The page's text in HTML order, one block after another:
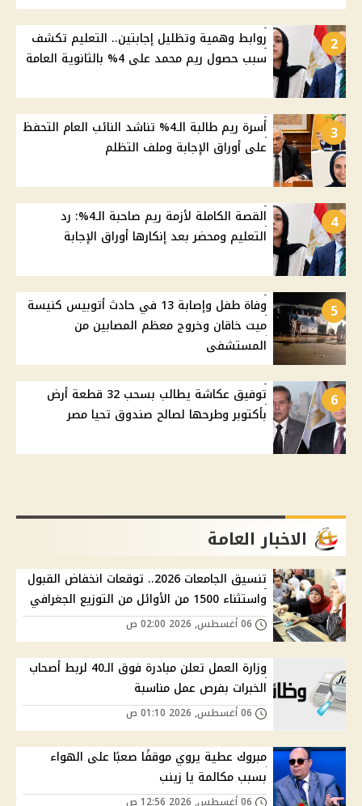
2
روابط وهمية وتظليل إجابتين.. التعليم تكشف
سبب حصول ريم محمد على 4% بالثانوية العامة
3
أسرة ريم طالبة الـ4% تناشد النائب العام التحفظ
على أوراق الإجابة وملف التظلم
4
القصة الكاملة لأزمة ريم صاحبة الـ4%: رد
التعليم ومحضر بعد إنكارها أوراق الإجابة
5
وفاة طفل وإصابة 13 في حادث أتوبيس كنيسة
ميت خاقان وخروج معظم المصابين من
المستشفى
6
توفيق عكاشة يطالب بسحب 32 قطعة أرض
بأكتوبر وطرحها لصالح صندوق تحيا مصر
الاخبار العامة
تنسيق الجامعات 2026.. توقعات انخفاض القبول
واستثناء 1500 من الأوائل من التوزيع الجغرافي
وزارة العمل تعلن مبادرة فوق الـ40 لربط أصحاب
الخبرات بفرص عمل مناسبة
مبروك عطية يروي موقفًا صعبًا على الهواء
بسبب مكالمة يا زينب